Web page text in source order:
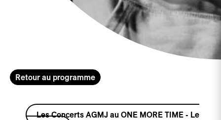
Retour au programme
Les Concerts AGMJ au ONE MORE TIME - Le